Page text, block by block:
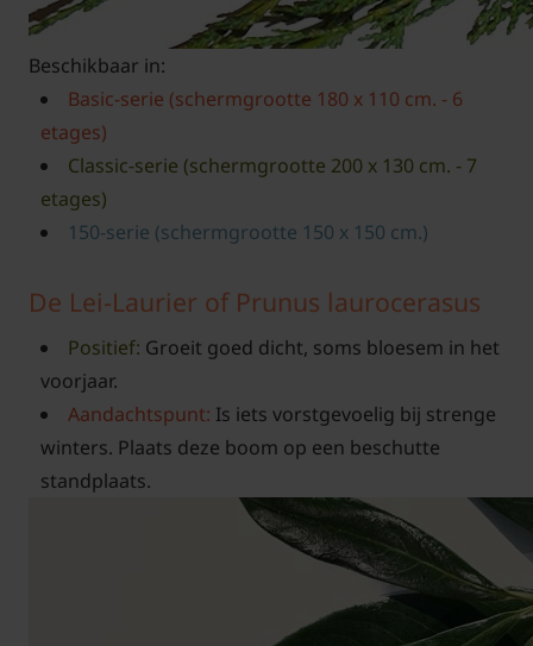
Beschikbaar in:
Basic-serie (schermgrootte 180 x 110 cm. - 6
etages)
Classic-serie (schermgrootte 200 x 130 cm. - 7
etages)
150-serie (schermgrootte 150 x 150 cm.)
De Lei-Laurier of Prunus laurocerasus
Positief: Groeit goed dicht, soms bloesem in het
voorjaar.
Aandachtspunt: Is iets vorstgevoelig bij strenge
winters. Plaats deze boom op een beschutte
standplaats.